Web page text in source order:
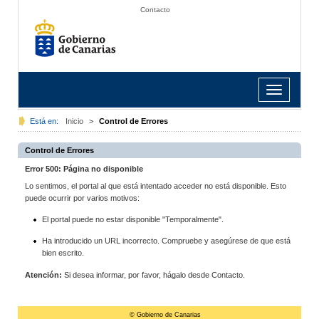
Contacto
Toggle
navigation
Está en: Inicio > Control de Errores
Control de Errores
Error 500: Página no disponible
Lo sentimos, el portal al que está intentado acceder no está disponible. Esto
puede ocurrir por varios motivos:
El portal puede no estar disponible "Temporalmente".
Ha introducido un URL incorrecto. Compruebe y asegúrese de que está
bien escrito.
Atención: Si desea informar, por favor, hágalo desde Contacto.
© Gobierno de Canarias